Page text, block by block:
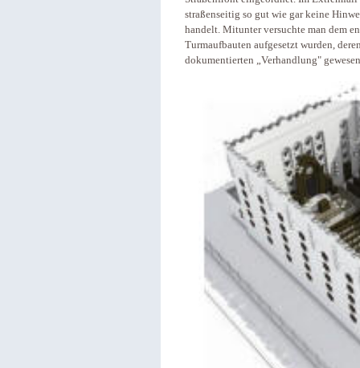
straßenseitig so gut wie gar keine
handelt. Mitunter versuchte man dem
Turmaufbauten aufgesetzt wurden,
dokumentierten „Verhandlung"